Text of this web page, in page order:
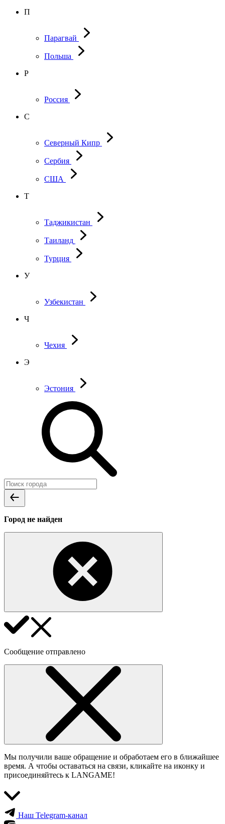
П
Парагвай
Польша
Р
Россия
С
Северный Кипр
Сербия
США
Т
Таджикистан
Таиланд
Турция
У
Узбекистан
Ч
Чехия
Э
Эстония
Город не найден
Сообщение отправлено
Мы получили ваше обращение и обработаем его в ближайшее
время. А чтобы оставаться на связи, кликайте на иконку и
присоединяйтесь к LANGAME!
Наш Telegram-канал